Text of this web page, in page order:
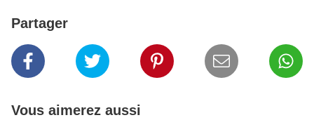
Partager
Vous aimerez aussi